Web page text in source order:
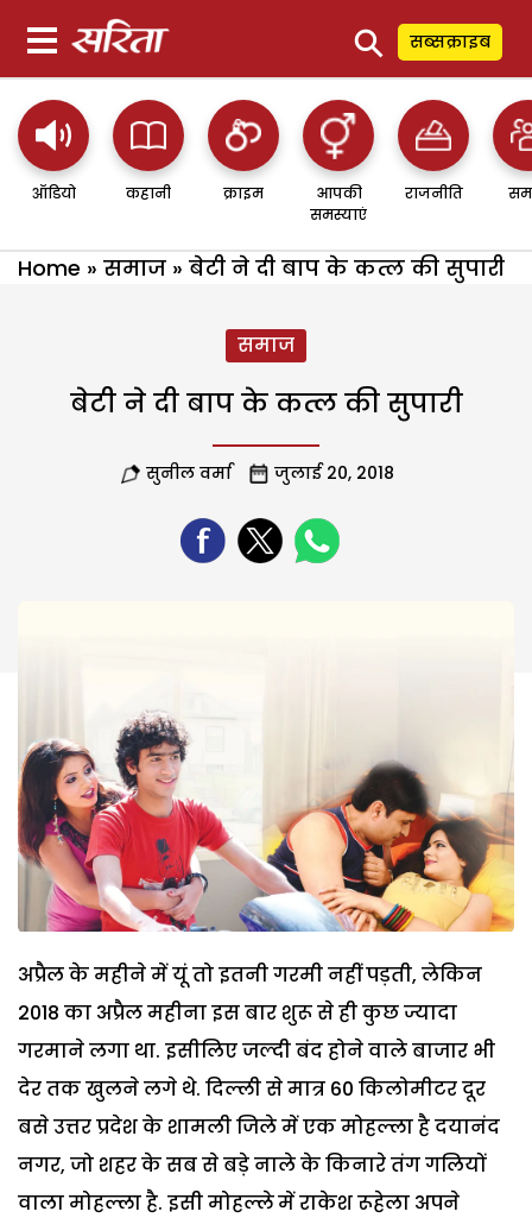
⚲ सब्सक्राइब
ऑडियो कहानी क्राइम
आपकी
समस्याएं
राजनीति
Home » समाज » बेटी ने दी बाप के कत्ल की सुपारी
समाज
बेटी ने दी बाप के कत्ल की सुपारी
सुनील वर्मा जुलाई 20, 2018
अप्रैल के महीने में यूं तो इतनी गरमी नहीं पड़ती, लेकिन
2018 का अप्रैल महीना इस बार शुरू से ही कुछ ज्यादा
गरमाने लगा था. इसीलिए जल्दी बंद होने वाले बाजार भी
देर तक खुलने लगे थे. दिल्ली से मात्र 60 किलोमीटर दूर
बसे उत्तर प्रदेश के शामली जिले में एक मोहल्ला है दयानंद
नगर, जो शहर के सब से बड़े नाले के किनारे तंग गलियों
वाला मोहल्ला है. इसी मोहल्ले में राकेश रूहेला अपने